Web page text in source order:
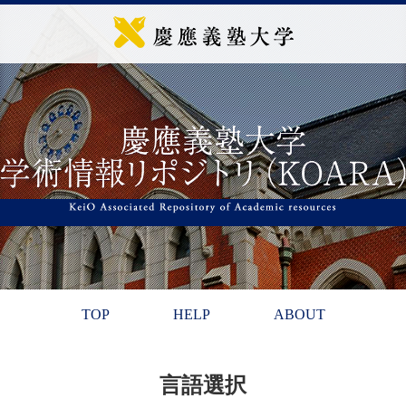
TOP HELP ABOUT
言語選択